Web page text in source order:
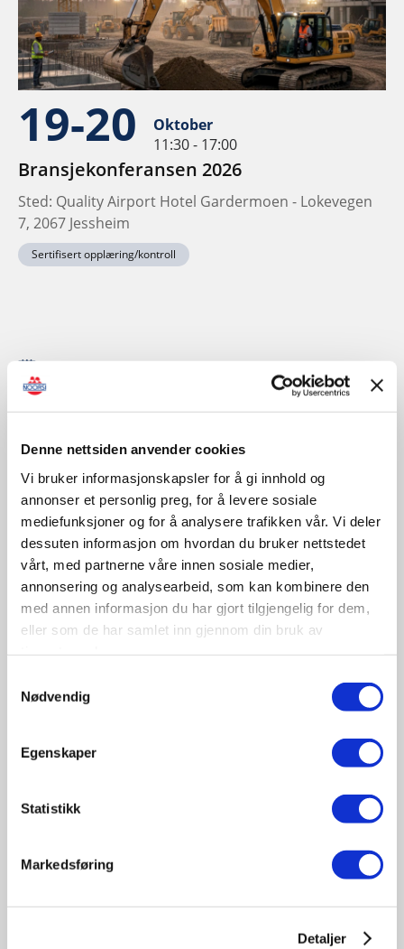
Denne nettsiden anvender cookies
Vi bruker informasjonskapsler for å gi innhold og
annonser et personlig preg, for å levere sosiale
mediefunksjoner og for å analysere trafikken vår. Vi deler
dessuten informasjon om hvordan du bruker nettstedet
vårt, med partnerne våre innen sosiale medier,
annonsering og analysearbeid, som kan kombinere den
med annen informasjon du har gjort tilgjengelig for dem,
eller som de har samlet inn gjennom din bruk av
Nødvendig
Egenskaper
Statistikk
Markedsføring
Detaljer
19-20
Oktober
11:30 - 17:00
Bransjekonferansen 2026
Sted: Quality Airport Hotel Gardermoen - Lokevegen
7, 2067 Jessheim
Sertifisert opplæring/kontroll
November
09-10
Sted: Clarion Hotel & Congress Oslo Airport, Hans